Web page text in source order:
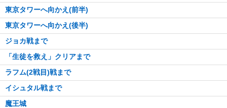
東京タワーへ向かえ(前半)
東京タワーへ向かえ(後半)
ジョカ戦まで
「生徒を救え」クリアまで
ラフム(2戦目)戦まで
イシュタル戦まで
魔王城